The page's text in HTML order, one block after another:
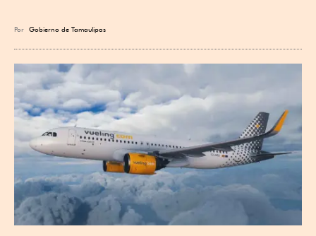
Por Gobierno de Tamaulipas